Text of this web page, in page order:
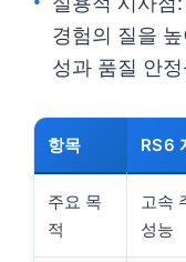
경험의 질을
성과 품질 안
항목 RS6
주요 목
적
고속
성능